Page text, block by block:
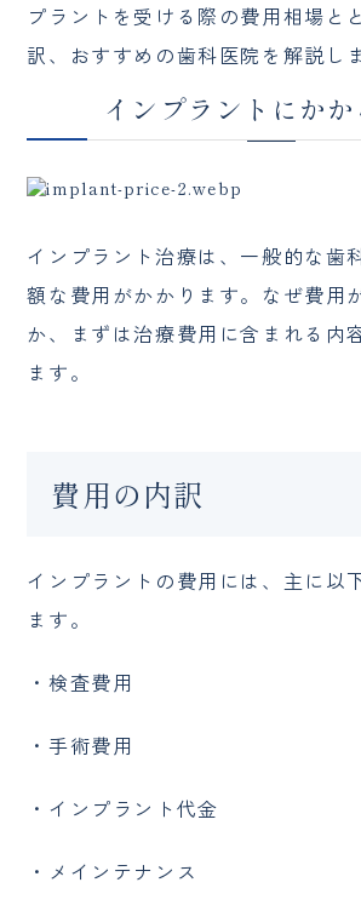
プラントを受ける際の費用相場と
訳、おすすめの歯科医院を解説し
インプラントにか
インプラント治療は、一般的な歯
額な費用がかかります。なぜ費用
か、まずは治療費用に含まれる内
ます。
費用の内訳
インプラントの費用には、主に以
ます。
・検査費用
・手術費用
・インプラント代金
・メインテナンス